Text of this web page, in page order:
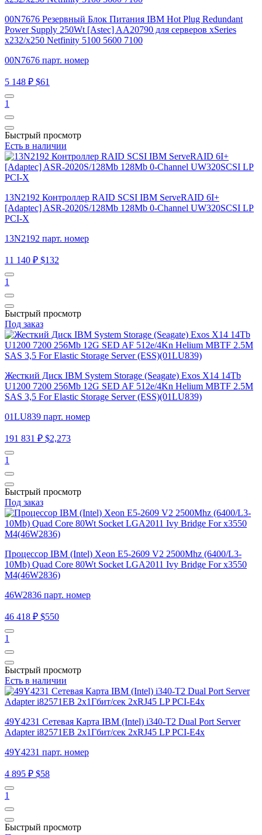
00N7676 Резервный Блок Питания IBM Hot Plug Redundant
Power Supply 250Wt [Astec] AA20790 для серверов xSeries
x232/x250 Netfinity 5100 5600 7100
00N7676 парт. номер
5 148 ₽ $61
1
Быстрый просмотр
Есть в наличии
13N2192 Контроллер RAID SCSI IBM ServeRAID 6I+
[Adaptec] ASR-2020S/128Mb 128Mb 0-Channel UW320SCSI LP
PCI-X
13N2192 парт. номер
11 140 ₽ $132
1
Быстрый просмотр
Под заказ
Жесткий Диск IBM System Storage (Seagate) Exos X14 14Tb
U1200 7200 256Mb 12G SED AF 512e/4Kn Helium MBTF 2.5M
SAS 3,5 For Elastic Storage Server (ESS)(01LU839)
01LU839 парт. номер
191 831 ₽ $2,273
1
Быстрый просмотр
Под заказ
Процессор IBM (Intel) Xeon E5-2609 V2 2500Mhz (6400/L3-
10Mb) Quad Core 80Wt Socket LGA2011 Ivy Bridge For x3550
M4(46W2836)
46W2836 парт. номер
46 418 ₽ $550
1
Быстрый просмотр
Есть в наличии
49Y4231 Сетевая Карта IBM (Intel) i340-T2 Dual Port Server
Adapter i82571EB 2x1Гбит/сек 2xRJ45 LP PCI-E4x
49Y4231 парт. номер
4 895 ₽ $58
1
Быстрый просмотр